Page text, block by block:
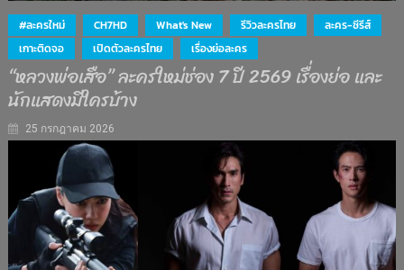
#ละครใหม่ CH7HD What's New รีวิวละครไทย
ละคร-ซีรีส์
เกาะติดจอ
เปิดตัวละครไทย เรื่องย่อละคร
“หลวงพ่อเสือ” ละครใหม่ช่อง 7 ปี 2569 เรื่องย่อ และ
นักแสดงมีใครบ้าง
25 กรกฎาคม 2026